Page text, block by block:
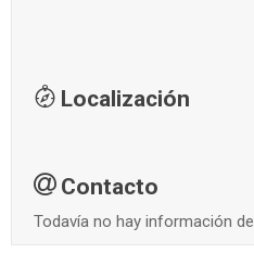
Localización
Contacto
Todavía no hay información